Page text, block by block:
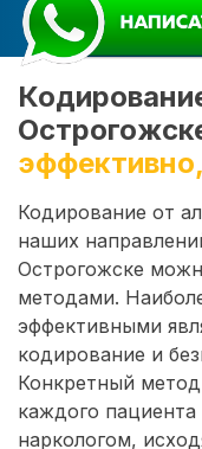
Кодирование от
наших
Острогожске
методами.
эффективными
кодирование и
Конкретный
каждого
наркологом,